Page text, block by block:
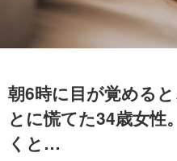
朝6時に目が覚める
とに慌てた34歳女性
くと…